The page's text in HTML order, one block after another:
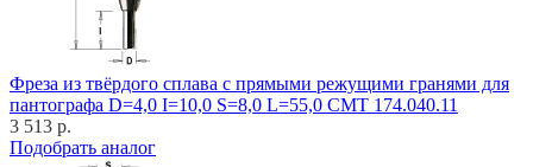
Фреза из твёрдого сплава с прямыми режущими гранями для
пантографа D=4,0 I=10,0 S=8,0 L=55,0 CMT 174.040.11
3 513 р.
Подобрать аналог